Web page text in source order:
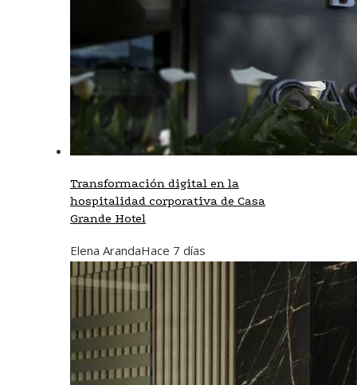
Transformación digital en la
hospitalidad corporativa de Casa
Grande Hotel
Elena ArandaHace 7 días